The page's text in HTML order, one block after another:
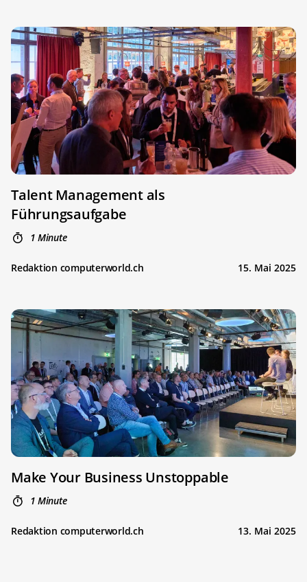
Talent Management als
Führungsaufgabe
1 Minute
Redaktion computerworld.ch 15. Mai 2025
Make Your Business Unstoppable
1 Minute
Redaktion computerworld.ch 13. Mai 2025